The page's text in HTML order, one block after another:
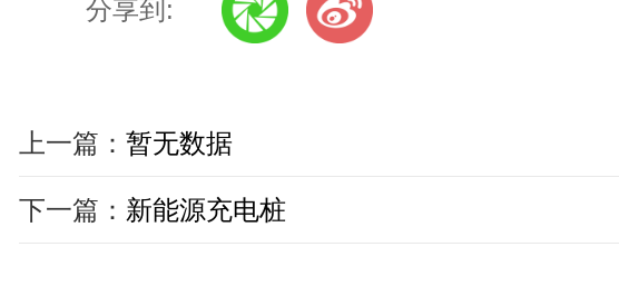
分享到:
上一篇： 暂无数据
下一篇： 新能源充电桩